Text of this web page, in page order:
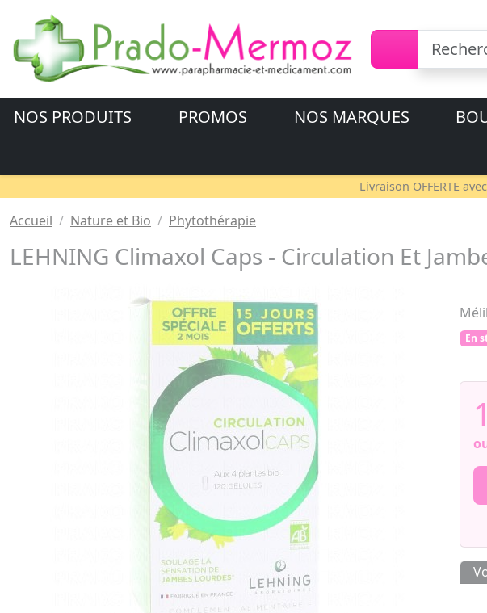
NOS PRODUITS PROMOS NOS MARQUES
Livraison OFFERTE avec
Accueil Nature et Bio Phytothérapie
LEHNING Climaxol Caps - Circulation Et
En